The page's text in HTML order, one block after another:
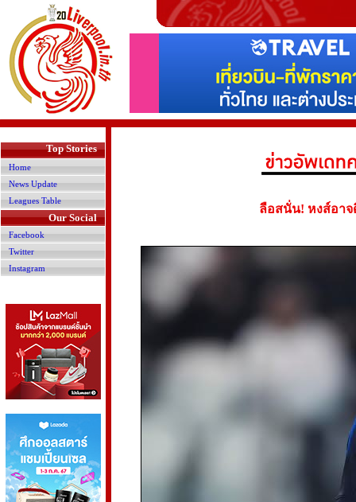
Top Stories
Home
News Update
Leagues Table
Our Social
Facebook
Twitter
Instagram
ลือสนั่น! หงส์อา